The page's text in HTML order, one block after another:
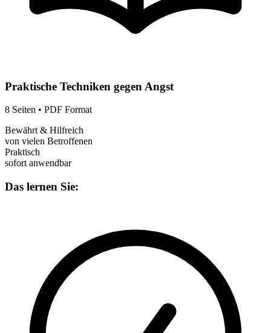
Praktische Techniken gegen Angst
8 Seiten • PDF Format
Bewährt & Hilfreich
von vielen Betroffenen
Praktisch
sofort anwendbar
Das lernen Sie: